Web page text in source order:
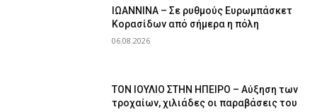
ΙΩΑΝΝΙΝΑ – Σε ρυθμούς Ευρωμπάσκετ
Κορασίδων από σήμερα η πόλη
06.08.2026
ΤΟΝ ΙΟΥΛΙΟ ΣΤΗΝ ΗΠΕΙΡΟ – Αύξηση των
τροχαίων, χιλιάδες οι παραβάσεις του